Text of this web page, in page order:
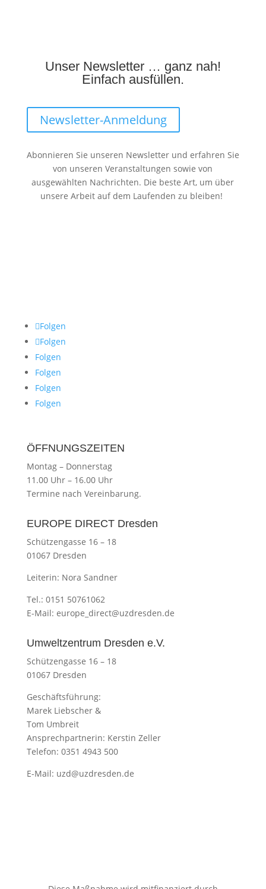
Unser Newsletter … ganz nah!
Einfach ausfüllen.
Newsletter-Anmeldung
Abonnieren Sie unseren Newsletter und erfahren Sie
von unseren Veranstaltungen sowie von
ausgewählten Nachrichten. Die beste Art, um über
unsere Arbeit auf dem Laufenden zu bleiben!
Folgen
Folgen
Folgen
Folgen
Folgen
Folgen
ÖFFNUNGSZEITEN
Montag –Donnerstag
11.00 Uhr –16.00 Uhr
Termine nach Vereinbarung.
EUROPE DIRECT Dresden
Schützengasse 16 – 18
01067 Dresden
Leiterin: Nora Sandner
Tel.: 0151 50761062
E-Mail: europe_direct@uzdresden.de
Umweltzentrum Dresden e.V.
Schützengasse 16 – 18
01067 Dresden
Geschäftsführung:
Marek Liebscher &
Tom Umbreit
Ansprechpartnerin: Kerstin Zeller
Telefon: 0351 4943 500
E-Mail: uzd@uzdresden.de